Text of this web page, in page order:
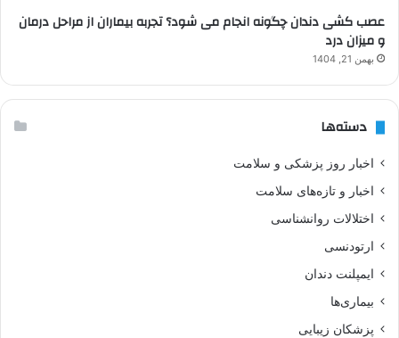
عصب کشی دندان چگونه انجام می شود؟ تجربه بیماران از مراحل درمان
و میزان درد
بهمن 21, 1404
دسته‌ها
اخبار روز پزشکی و سلامت
اخبار و تازه‌های سلامت
اختلالات روانشناسی
ارتودنسی
ایمپلنت دندان
بیماری‌ها
پزشکان زیبایی